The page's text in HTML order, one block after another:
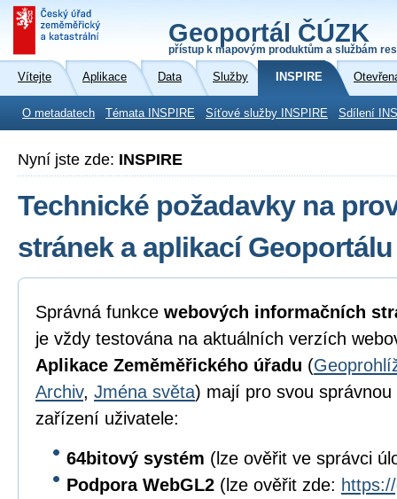
Geoportál ČÚZK
přístup k mapovým produktům a službám
Vítejte Aplikace Data Služby INSPIRE
O metadatech Témata INSPIRE Síťové služby INSPIRE Sdílení
Nyní jste zde: INSPIRE
Technické požadavky na
stránek a aplikací Geoportálu
Správná funkce webových informačních
je vždy testována na aktuálních verzích
Aplikace Zeměměřického úřadu (
Archiv, Jména světa) mají pro svou
zařízení uživatele:
64bitový systém (lze ověřit ve správci
Podpora WebGL2 (lze ověřit zde: